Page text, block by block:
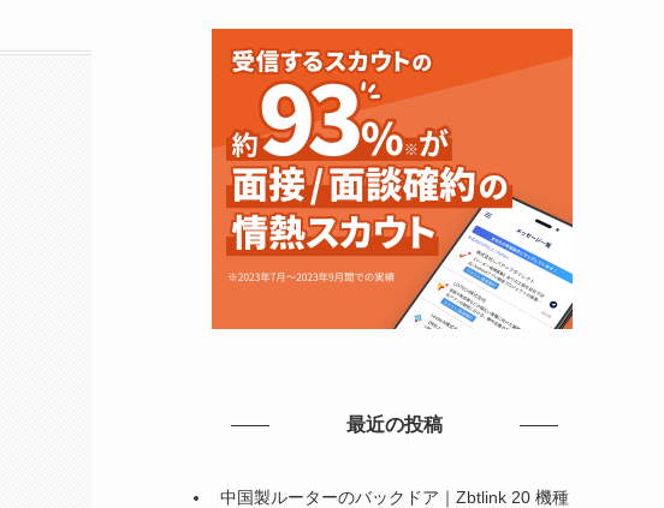
最近の投稿
中国製ルーターのバックドア｜Zbtlink 20 機種